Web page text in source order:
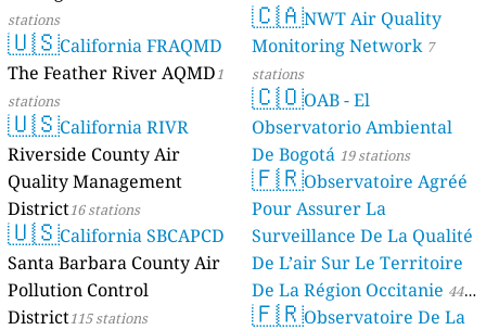
stations
🇺🇸California FRAQMD
The Feather River AQMD1
stations
🇺🇸California RIVR
Riverside County Air
Quality Management
District16 stations
🇺🇸California SBCAPCD
Santa Barbara County Air
Pollution Control
District115 stations
🇨🇦NWT Air Quality
Monitoring Network 7
stations
🇨🇴OAB - El
Observatorio Ambiental
De Bogotá 19 stations
🇫🇷Observatoire Agréé
Pour Assurer La
Surveillance De La Qualité
De L’air Sur Le Territoire
De La Région Occitanie 44
stations
🇫🇷Observatoire De La